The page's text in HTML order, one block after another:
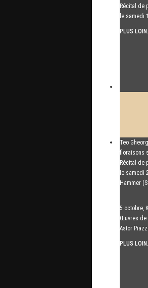
Récital de
le samedi
PLUS
Teo
floraisons
Récital de
le samedi
Hammer
5 octobre,
Œuvres de
Astor
PLUS